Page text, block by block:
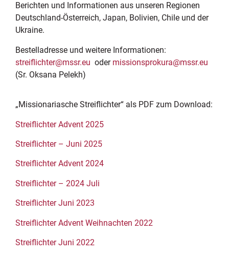
Berichten und Informationen aus unseren Regionen
Deutschland-Österreich, Japan, Bolivien, Chile und der
Ukraine.
Bestelladresse und weitere Informationen:
streiflichter@mssr.eu odermissionsprokura@mssr.eu
(Sr. Oksana Pelekh)
„Missionariasche Streiflichter“ als PDF zum Download:
Streiflichter Advent 2025
Streiflichter – Juni 2025
Streiflichter Advent 2024
Streiflichter – 2024 Juli
Streiflichter Juni 2023
Streiflichter Advent Weihnachten 2022
Streiflichter Juni 2022